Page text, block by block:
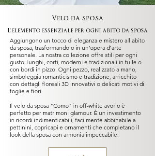
Velo da sposa
L'elemento essenziale per ogni abito da sposa
Aggiungono un tocco di eleganza e mistero all'abito
da sposa, trasformandolo in un'opera d'arte
personale. La nostra collezione offre stili per ogni
gusto: lunghi, corti, moderni e tradizionali in tulle o
con bordi in pizzo. Ogni pezzo, realizzato a mano,
simboleggia romanticismo e tradizione, arricchito
con dettagli floreali 3D innovativi o delicati motivi di
foglie e fiori.
Il velo da sposa "Como" in off-white avorio è
perfetto per matrimoni glamour. È un investimento
in ricordi indimenticabili, facilmente abbinabile a
pettinini, copricapi e ornamenti che completano il
look della sposa con armonia impeccabile.